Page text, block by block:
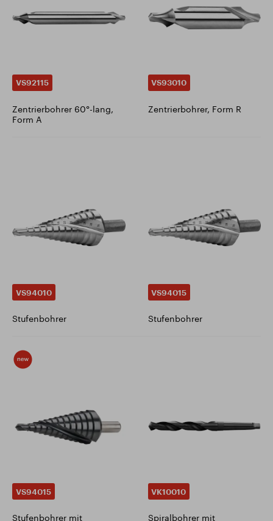
VS92115
Zentrierbohrer 60°-lang,
Form A
VS93010
Zentrierbohrer, Form R
VS94010
Stufenbohrer
VS94015
Stufenbohrer
VS94015
Stufenbohrer mit
VK10010
Spiralbohrer mit